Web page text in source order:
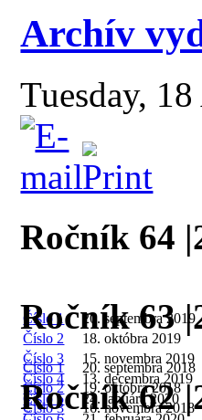
Archív
Tuesday,
Ročník 64
Číslo 1 20. septembra 2019
Číslo 2
18. októbra 2019
Číslo 3
15. novembra 2019
Číslo 4
13. decembra 2019
Číslo 5
24. januára 2020
Ročník 63
Číslo 1 20. septembra 2018
Číslo 2
19. októbra 2018
Číslo 3
16. novembra 2018
Ročník 62